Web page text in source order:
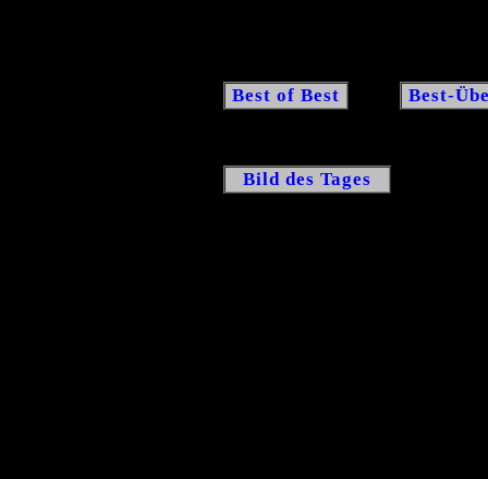
Best of Best Best-
Bild des Tages